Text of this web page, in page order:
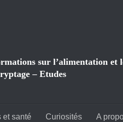
sur l’alimentation et
– Etudes
et santé Curiosités A